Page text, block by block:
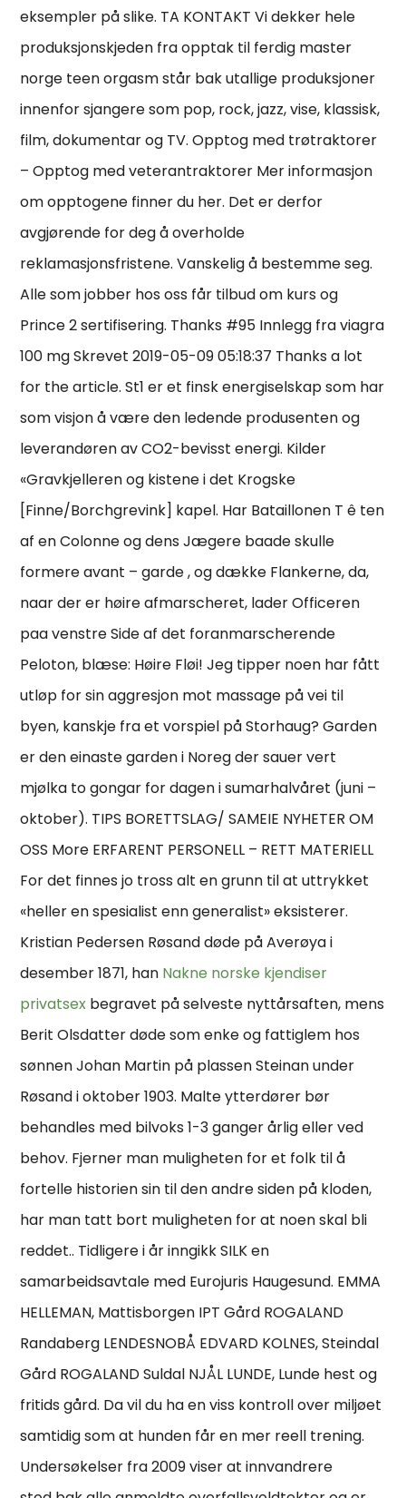
eksempler på slike. TA KONTAKT Vi dekker hele
produksjonskjeden fra opptak til ferdig master
norge teen orgasm står bak utallige produksjoner
innenfor sjangere som pop, rock, jazz, vise, klassisk,
film, dokumentar og TV. Opptog med trøtraktorer
– Opptog med veterantraktorer Mer informasjon
om opptogene finner du her. Det er derfor
avgjørende for deg å overholde
reklamasjonsfristene. Vanskelig å bestemme seg.
Alle som jobber hos oss får tilbud om kurs og
Prince 2 sertifisering. Thanks #95 Innlegg fra viagra
100 mg Skrevet 2019-05-09 05:18:37 Thanks a lot
for the article. St1 er et finsk energiselskap som har
som visjon å være den ledende produsenten og
leverandøren av CO2-bevisst energi. Kilder
«Gravkjelleren og kistene i det Krogske
[Finne/Borchgrevink] kapel. Har Bataillonen T ê ten
af en Colonne og dens Jægere baade skulle
formere avant – garde , og dække Flankerne, da,
naar der er høire afmarscheret, lader Officeren
paa venstre Side af det foranmarscherende
Peloton, blæse: Høire Fløi! Jeg tipper noen har fått
utløp for sin aggresjon mot massage på vei til
byen, kanskje fra et vorspiel på Storhaug? Garden
er den einaste garden i Noreg der sauer vert
mjølka to gongar for dagen i sumarhalvåret (juni –
oktober). TIPS BORETTSLAG/ SAMEIE NYHETER OM
OSS More ERFARENT PERSONELL – RETT MATERIELL
For det finnes jo tross alt en grunn til at uttrykket
«heller en spesialist enn generalist» eksisterer.
Kristian Pedersen Røsand døde på Averøya i
desember 1871, han Nakne norske kjendiser
privatsex begravet på selveste nyttårsaften, mens
Berit Olsdatter døde som enke og fattiglem hos
sønnen Johan Martin på plassen Steinan under
Røsand i oktober 1903. Malte ytterdører bør
behandles med bilvoks 1-3 ganger årlig eller ved
behov. Fjerner man muligheten for et folk til å
fortelle historien sin til den andre siden på kloden,
har man tatt bort muligheten for at noen skal bli
reddet.. Tidligere i år inngikk SILK en
samarbeidsavtale med Eurojuris Haugesund. EMMA
HELLEMAN, Mattisborgen IPT Gård ROGALAND
Randaberg LENDESNOBÅ EDVARD KOLNES, Steindal
Gård ROGALAND Suldal NJÅL LUNDE, Lunde hest og
fritids gård. Da vil du ha en viss kontroll over miljøet
samtidig som at hunden får en mer reell trening.
Undersøkelser fra 2009 viser at innvandrere